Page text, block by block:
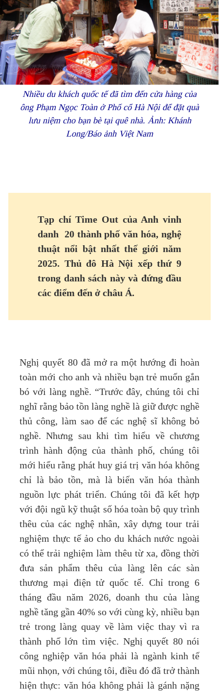
Nhiều du khách quốc tế đã tìm đến cửa hàng của
ông Phạm Ngọc Toàn ở Phố cổ Hà Nội để đặt quà
lưu niệm cho bạn bè tại quê nhà. Ảnh: Khánh
Long/Báo ảnh Việt Nam
Tạp chí Time Out của Anh vinh
danh 20 thành phố văn hóa, nghệ
thuật nổi bật nhất thế giới năm
2025. Thủ đô Hà Nội xếp thứ 9
trong danh sách này và đứng đầu
các điểm đến ở châu Á.
Nghị quyết 80 đã mở ra một hướng đi hoàn
toàn mới cho anh và nhiều bạn trẻ muốn gắn
bó với làng nghề. “Trước đây, chúng tôi chỉ
nghĩ rằng bảo tồn làng nghề là giữ được nghề
thủ công, làm sao để các nghệ sĩ không bỏ
nghề. Nhưng sau khi tìm hiểu về chương
trình hành động của thành phố, chúng tôi
mới hiểu rằng phát huy giá trị văn hóa không
chỉ là bảo tồn, mà là biến văn hóa thành
nguồn lực phát triển. Chúng tôi đã kết hợp
với đội ngũ kỹ thuật số hóa toàn bộ quy trình
thêu của các nghệ nhân, xây dựng tour trải
nghiệm thực tế ảo cho du khách nước ngoài
có thể trải nghiệm làm thêu từ xa, đồng thời
đưa sản phẩm thêu của làng lên các sàn
thương mại điện tử quốc tế. Chỉ trong 6
tháng đầu năm 2026, doanh thu của làng
nghề tăng gần 40% so với cùng kỳ, nhiều bạn
trẻ trong làng quay về làm việc thay vì ra
thành phố lớn tìm việc. Nghị quyết 80 nói
công nghiệp văn hóa phải là ngành kinh tế
mũi nhọn, với chúng tôi, điều đó đã trở thành
hiện thực: văn hóa không phải là gánh nặng